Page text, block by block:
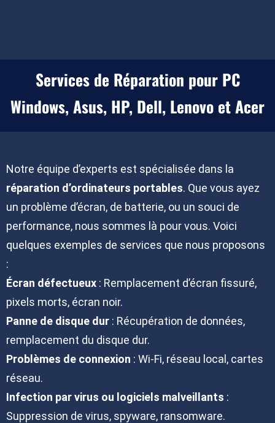
Services de Réparation pour PC
Windows, Asus, HP, Dell, Lenovo et Acer
Notre équipe d’experts est spécialisée dans la
réparation d’ordinateurs portables. Que vous ayez
un problème d’écran, de batterie, ou un souci de
performance, nous sommes là pour vous. Voici
quelques exemples de services que nous proposons
:
Écran défectueux : Remplacement d’écran fissuré,
pixels morts, écran noir.
Panne de disque dur : Récupération de données,
remplacement du disque dur.
Problèmes de connexion : Wi-Fi, réseau local, cartes
réseau.
Infection par virus ou logiciels malveillants :
Suppression de virus, spyware, ransomware.